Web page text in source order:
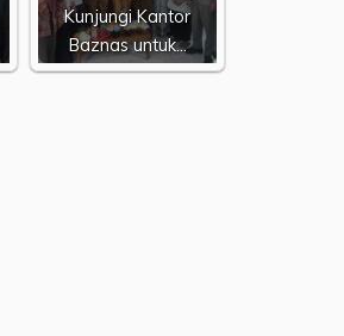
Kunjungi Kantor
Baznas untuk…